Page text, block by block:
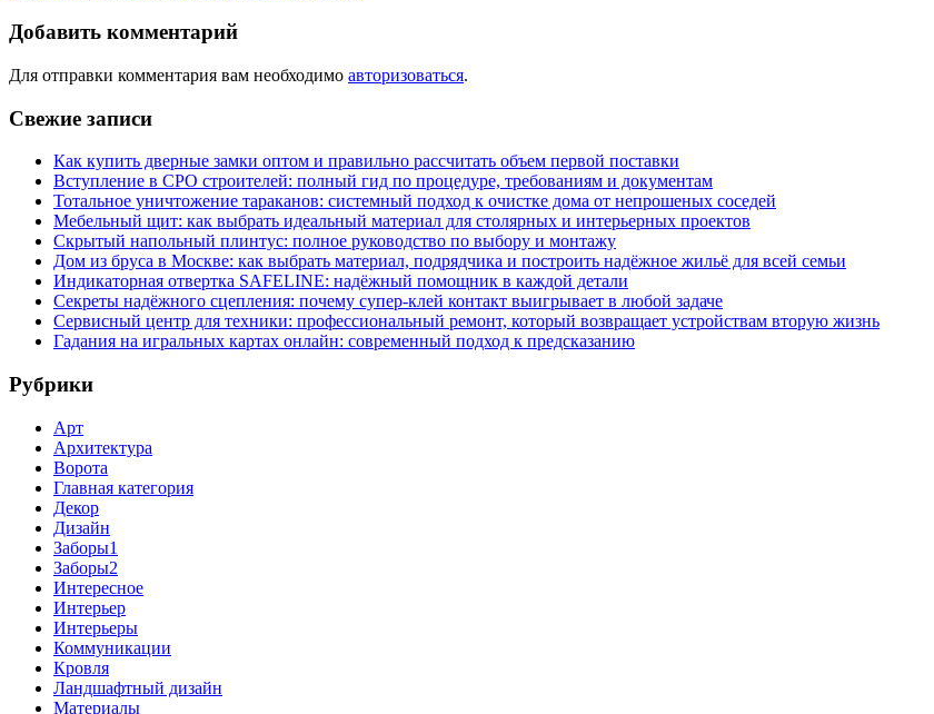
Добавить комментарий
Для отправки комментария вам необходимо авторизоваться.
Свежие записи
Как купить дверные замки оптом и правильно рассчитать объем первой поставки
Вступление в СРО строителей: полный гид по процедуре, требованиям и документам
Тотальное уничтожение тараканов: системный подход к очистке дома от непрошеных соседей
Мебельный щит: как выбрать идеальный материал для столярных и интерьерных проектов
Скрытый напольный плинтус: полное руководство по выбору и монтажу
Дом из бруса в Москве: как выбрать материал, подрядчика и построить надёжное жильё для всей семьи
Индикаторная отвертка SAFELINE: надёжный помощник в каждой детали
Секреты надёжного сцепления: почему супер‑клей контакт выигрывает в любой задаче
Сервисный центр для техники: профессиональный ремонт, который возвращает устройствам вторую жизнь
Гадания на игральных картах онлайн: современный подход к предсказанию
Рубрики
Арт
Архитектура
Ворота
Главная категория
Декор
Дизайн
Заборы1
Заборы2
Интересное
Интерьер
Интерьеры
Коммуникации
Кровля
Ландшафтный дизайн
Материалы